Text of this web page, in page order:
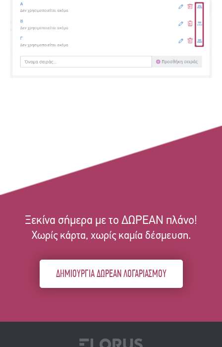
Ξεκίνα σήμερα με το ΔΩΡΕΑΝ πλάνο!
Χωρίς κάρτα, χωρίς καμία δέσμευση.
ΔΗΜΙΟΥΡΓΙΑ ΔΩΡΕΑΝ ΛΟΓΑΡΙΑΣΜΟΥ